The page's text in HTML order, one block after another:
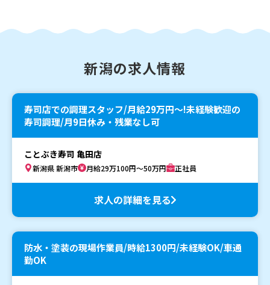
新潟の求人情報
寿司店での調理スタッフ/月給29万円〜!未経験歓迎の
寿司調理/月9日休み・残業なし可
ことぶき寿司 亀田店
新潟県 新潟市 月給29万100円～50万円 正社員
求人の詳細を見る
防水・塗装の現場作業員/時給1300円/未経験OK/車通
勤OK